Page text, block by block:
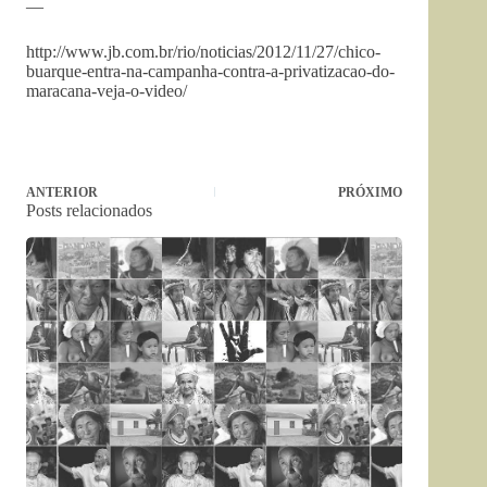
—
http://www.jb.com.br/rio/noticias/2012/11/27/chico-
buarque-entra-na-campanha-contra-a-privatizacao-do-
maracana-veja-o-video/
ANTERIOR PRÓXIMO
Posts relacionados